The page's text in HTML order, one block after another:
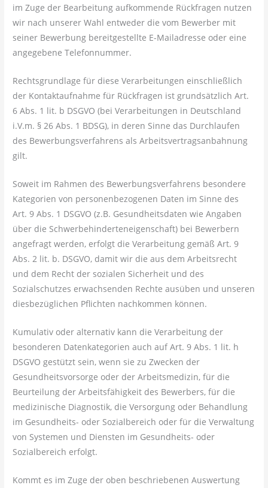
im Zuge der Bearbeitung aufkommende Rückfragen nutzen
wir nach unserer Wahl entweder die vom Bewerber mit
seiner Bewerbung bereitgestellte E-Mailadresse oder eine
angegebene Telefonnummer.
Rechtsgrundlage für diese Verarbeitungen einschließlich
der Kontaktaufnahme für Rückfragen ist grundsätzlich Art.
6 Abs. 1 lit. b DSGVO (bei Verarbeitungen in Deutschland
i.V.m. § 26 Abs. 1 BDSG), in deren Sinne das Durchlaufen
des Bewerbungsverfahrens als Arbeitsvertragsanbahnung
gilt.
Soweit im Rahmen des Bewerbungsverfahrens besondere
Kategorien von personenbezogenen Daten im Sinne des
Art. 9 Abs. 1 DSGVO (z.B. Gesundheitsdaten wie Angaben
über die Schwerbehinderteneigenschaft) bei Bewerbern
angefragt werden, erfolgt die Verarbeitung gemäß Art. 9
Abs. 2 lit. b. DSGVO, damit wir die aus dem Arbeitsrecht
und dem Recht der sozialen Sicherheit und des
Sozialschutzes erwachsenden Rechte ausüben und unseren
diesbezüglichen Pflichten nachkommen können.
Kumulativ oder alternativ kann die Verarbeitung der
besonderen Datenkategorien auch auf Art. 9 Abs. 1 lit. h
DSGVO gestützt sein, wenn sie zu Zwecken der
Gesundheitsvorsorge oder der Arbeitsmedizin, für die
Beurteilung der Arbeitsfähigkeit des Bewerbers, für die
medizinische Diagnostik, die Versorgung oder Behandlung
im Gesundheits- oder Sozialbereich oder für die Verwaltung
von Systemen und Diensten im Gesundheits- oder
Sozialbereich erfolgt.
Kommt es im Zuge der oben beschriebenen Auswertung